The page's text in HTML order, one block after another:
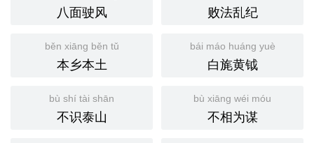
八面驶风 败法乱纪
běn xiāng běn tǔ
本乡本土
bái máo huáng yuè
白旄黄钺
bù shí tài shān
不识泰山
bù xiāng wéi móu
不相为谋